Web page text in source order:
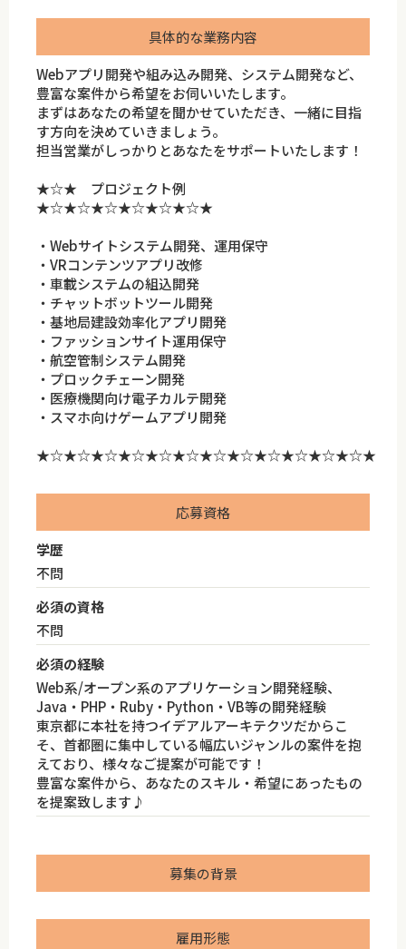
具体的な業務内容
Webアプリ開発や組み込み開発、システム開発など、
豊富な案件から希望をお伺いいたします。
まずはあなたの希望を聞かせていただき、一緒に目指
す方向を決めていきましょう。
担当営業がしっかりとあなたをサポートいたします！
★☆★ プロジェクト例
★☆★☆★☆★☆★☆★☆★
・Webサイトシステム開発、運用保守
・VRコンテンツアプリ改修
・車載システムの組込開発
・チャットボットツール開発
・基地局建設効率化アプリ開発
・ファッションサイト運用保守
・航空管制システム開発
・プロックチェーン開発
・医療機関向け電子カルテ開発
・スマホ向けゲームアプリ開発
★☆★☆★☆★☆★☆★☆★☆★☆★☆★☆★☆★☆★
応募資格
学歴
不問
必須の資格
不問
必須の経験
Web系/オープン系のアプリケーション開発経験、
Java・PHP・Ruby・Python・VB等の開発経験
東京都に本社を持つイデアルアーキテクツだからこ
そ、首都圏に集中している幅広いジャンルの案件を抱
えており、様々なご提案が可能です！
豊富な案件から、あなたのスキル・希望にあったもの
を提案致します♪
募集の背景
雇用形態